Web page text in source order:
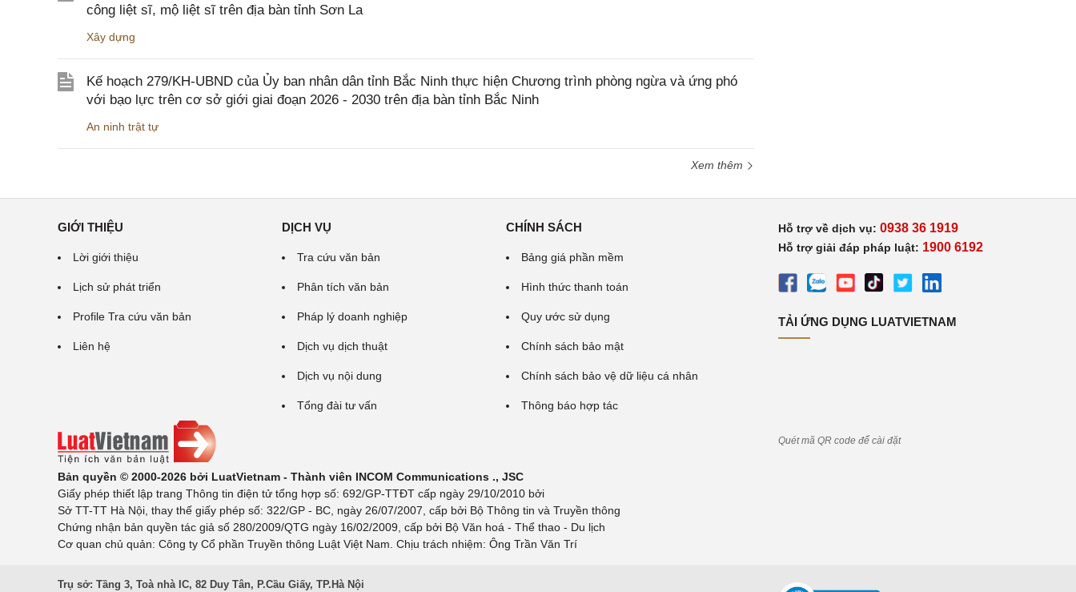
công liệt sĩ, mộ liệt sĩ trên địa bàn tỉnh Sơn La
Xây dựng
Kế hoạch 279/KH-UBND của Ủy ban nhân dân tỉnh Bắc Ninh thực hiện Chương trình phòng ngừa và ứng phó
với bạo lực trên cơ sở giới giai đoạn 2026 - 2030 trên địa bàn tỉnh Bắc Ninh
An ninh trật tự
Xem thêm
GIỚI THIỆU
Lời giới thiệu
Lịch sử phát triển
Profile Tra cứu văn bản
Liên hệ
DỊCH VỤ
Tra cứu văn bản
Phân tích văn bản
Pháp lý doanh nghiệp
Dịch vụ dịch thuật
Dịch vụ nội dung
Tổng đài tư vấn
CHÍNH SÁCH
Bảng giá phần mềm
Hình thức thanh toán
Quy ước sử dụng
Chính sách bảo mật
Chính sách bảo vệ dữ liệu cá nhân
Thông báo hợp tác
Bản quyền © 2000-2026 bởi LuatVietnam - Thành viên INCOM Communications ., JSC
Giấy phép thiết lập trang Thông tin điện tử tổng hợp số: 692/GP-TTĐT cấp ngày 29/10/2010 bởi
Sở TT-TT Hà Nội, thay thế giấy phép số: 322/GP - BC, ngày 26/07/2007, cấp bởi Bộ Thông tin và Truyền thông
Chứng nhận bản quyền tác giả số 280/2009/QTG ngày 16/02/2009, cấp bởi Bộ Văn hoá - Thể thao - Du lịch
Cơ quan chủ quản: Công ty Cổ phần Truyền thông Luật Việt Nam. Chịu trách nhiệm: Ông Trần Văn Trí
Hỗ trợ về dịch vụ: 0938 36 1919
Hỗ trợ giải đáp pháp luật: 1900 6192
TẢI ỨNG DỤNG LUATVIETNAM
Quét mã QR code để cài đặt
Trụ sở: Tầng 3, Toà nhà IC, 82 Duy Tân, P.Cầu Giấy, TP.Hà Nội